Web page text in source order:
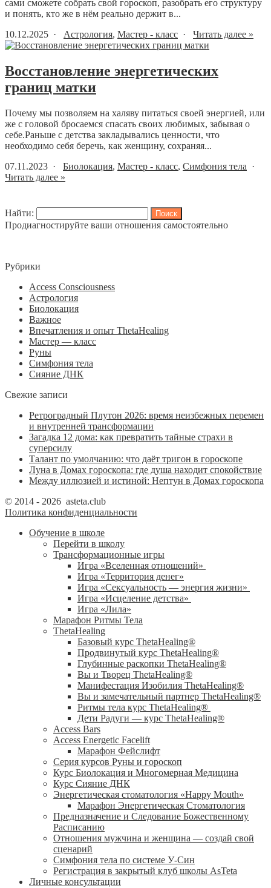
сами сможете собрать свой гороскоп, разобрать его структуру
и понять, кто же в нём реально держит в...
10.12.2025 · Астрология, Мастер - класс · Читать далее »
Восстановление энергетических
границ матки
Почему мы позволяем на халяву питаться своей энергией, или
же с головой бросаемся спасать своих любимых, забывая о
себе.Раньше с детства закладывались ценности, что
необходимо себя беречь, как женщину, сохраняя...
07.11.2023 · Биолокация, Мастер - класс, Симфония тела ·
Читать далее »
Найти:
Продиагностируйте ваши отношения самостоятельно
Рубрики
Access Consciousness
Астрология
Биолокация
Важное
Впечатления и опыт ThetaHealing
Мастер — класс
Руны
Симфония тела
Сияние ДНК
Свежие записи
Ретроградный Плутон 2026: время неизбежных перемен
и внутренней трансформации
Загадка 12 дома: как превратить тайные страхи в
суперсилу
Талант по умолчанию: что даёт тригон в гороскопе
Луна в Домах гороскопа: где душа находит спокойствие
Между иллюзией и истиной: Нептун в Домах гороскопа
© 2014 - 2026 asteta.club
Политика конфиденциальности
Обучение в школе
Перейти в школу
Трансформационные игры
Игра «Вселенная отношений»
Игра «Территория денег»
Игра «Сексуальность — энергия жизни»
Игра «Исцеление детства»
Игра «Лила»
Марафон Ритмы Тела
ThetaHealing
Базовый курс ThetaHealing®
Продвинутый курс ThetaHealing®
Глубинные раскопки ThetaHealing®
Вы и Творец ThetaHealing®
Манифестация Изобилия ThetaHealing®
Вы и замечательный партнер ThetaHealing®
Ритмы тела курс ThetaHealing®
Дети Радуги — курс ThetaHealing®
Access Bars
Access Energetic Facelift
Марафон Фейслифт
Серия курсов Руны и гороскоп
Курс Биолокация и Многомерная Медицина
Курс Сияние ДНК
Энергетическая стоматология «Happy Mouth»
Марафон Энергетическая Cтоматология
Предназначение и Следование Божественному
Расписанию
Отношения мужчина и женщина — создай свой
сценарий
Симфония тела по системе У-Син
Регистрация в закрытый клуб школы AsTeta
Личные консультации